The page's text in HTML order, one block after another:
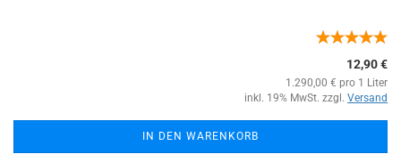
12,90 €
1.290,00 € pro 1 Liter
inkl. 19% MwSt. zzgl. Versand
IN DEN WARENKORB